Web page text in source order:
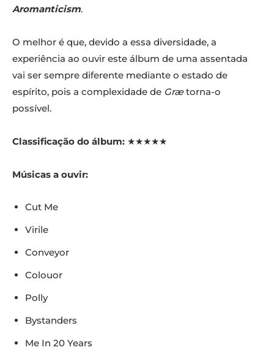
Aromanticism.
O melhor é que, devido a essa diversidade, a
experiência ao ouvir este álbum de uma assentada
vai ser sempre diferente mediante o estado de
espírito, pois a complexidade de Grætorna-o
possível.
Classificação do álbum: ★★★★★
Músicas a ouvir:
Cut Me
Virile
Conveyor
Colouor
Polly
Bystanders
Me In 20 Years